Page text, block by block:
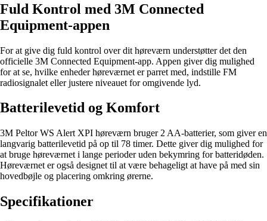
Fuld Kontrol med 3M Connected
Equipment-appen
For at give dig fuld kontrol over dit høreværn understøtter det den
officielle 3M Connected Equipment-app. Appen giver dig mulighed
for at se, hvilke enheder høreværnet er parret med, indstille FM
radiosignalet eller justere niveauet for omgivende lyd.
Batterilevetid og Komfort
3M Peltor WS Alert XPI høreværn bruger 2 AA-batterier, som giver en
langvarig batterilevetid på op til 78 timer. Dette giver dig mulighed for
at bruge høreværnet i lange perioder uden bekymring for batteridøden.
Høreværnet er også designet til at være behageligt at have på med sin
hovedbøjle og placering omkring ørerne.
Specifikationer